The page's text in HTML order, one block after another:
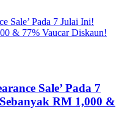
Sale’ Pada 7
RM 1,000 &